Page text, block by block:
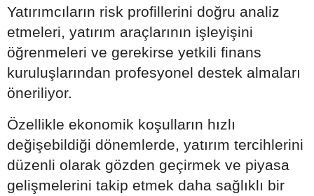
Yatırımcıların risk profillerini doğru analiz
etmeleri, yatırım araçlarının işleyişini
öğrenmeleri ve gerekirse yetkili finans
kuruluşlarından profesyonel destek almaları
öneriliyor.
Özellikle ekonomik koşulların hızlı
değişebildiği dönemlerde, yatırım tercihlerini
düzenli olarak gözden geçirmek ve piyasa
gelişmelerini takip etmek daha sağlıklı bir